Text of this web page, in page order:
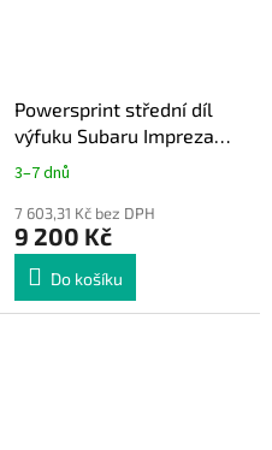
Powersprint střední díl
výfuku Subaru Impreza
3–7 dnů
7 603,31 Kč bez DPH
9 200 Kč
Do košíku